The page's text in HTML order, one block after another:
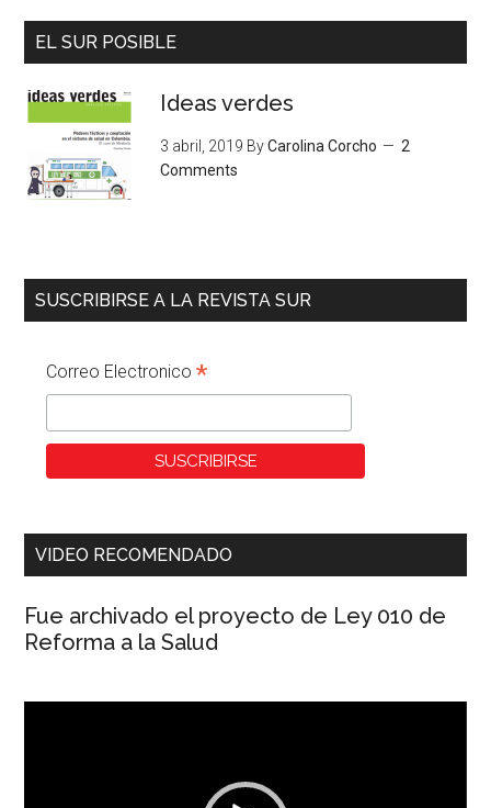
EL SUR POSIBLE
Ideas verdes
3 abril, 2019 ByCarolina Corcho
2
Comments
SUSCRIBIRSE A LA REVISTA SUR
Correo Electronico*
VIDEO RECOMENDADO
Fue archivado el proyecto de Ley 010 de
Reforma a la Salud